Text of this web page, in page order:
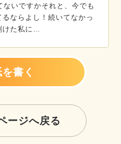
いですかそれと、今でも
ならよし！続いてなかっ
けた私に…
書く
ージへ戻る